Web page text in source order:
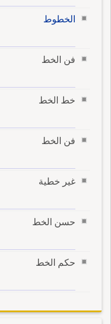
الخطوط
فن الخط
خط الخط
فن الخط
غير خطية
حسن الخط
حكم الخط